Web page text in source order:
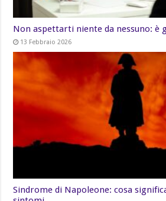
Non aspettarti niente da nessuno: è
13 Febbraio 2026
Sindrome di Napoleone: cosa